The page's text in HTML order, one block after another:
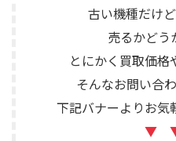
古い機種だけ
売るかどう
とにかく買取価格
そんなお問い合
下記バナーよりお気
▼